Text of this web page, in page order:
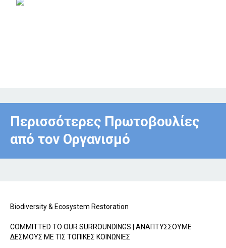
Περισσότερες Πρωτοβουλίες
από τον Οργανισμό
Biodiversity & Ecosystem Restoration
COMMITTED TO OUR SURROUNDINGS | ΑΝΑΠΤΥΣΣΟΥΜΕ
ΔΕΣΜΟΥΣ ΜΕ ΤΙΣ ΤΟΠΙΚΕΣ ΚΟΙΝΩΝΙΕΣ